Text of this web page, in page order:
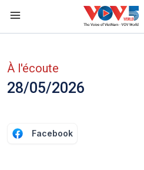
À l'écoute
28/05/2026
Facebook